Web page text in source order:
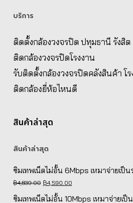
บริการ
ติดตั้งกล้องวงจรปิด ปทุมธานี รังสิต
ติดกล้องวงจรปิดโรงงาน
รับติดตั้งกล้องวงจรปิดคลังสินค้า โร
ติดกล้องยี่ห้อไหนดี
สินค้าล่าสุด
สินค้าล่าสุด
ซิมเทพเน็ตไม่อั้น 6Mbps เหมาจ่ายเป็
฿4,839.00 Original
price
฿4,590.00Current
ซิมเทพเน็ตไม่อั้น 10Mbps เหมาจ่ายเ